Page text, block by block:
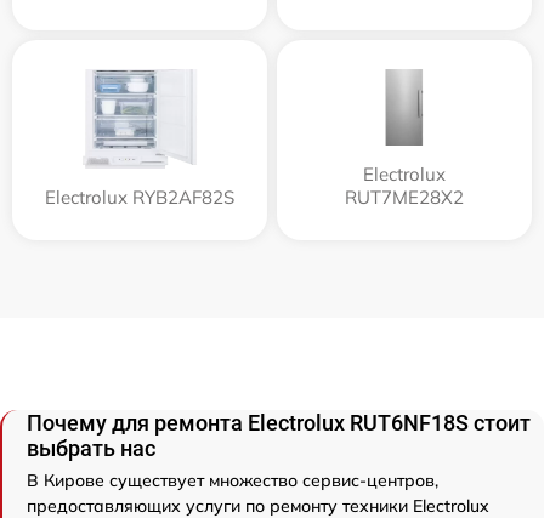
Electrolux RYB2AF82S
Electrolux
RUT7ME28X2
Почему для ремонта Electrolux RUT6NF18S стоит
выбрать нас
В Кирове существует множество сервис-центров,
предоставляющих услуги по ремонту техники Electrolux